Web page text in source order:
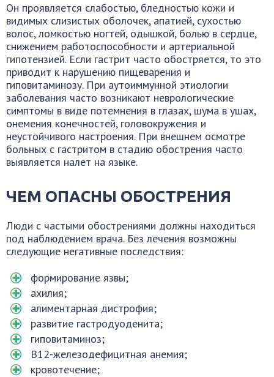
Он проявляется слабостью, бледностью кожи и
видимых слизистых оболочек, апатией, сухостью
волос, ломкостью ногтей, одышкой, болью в сердце,
снижением работоспособности и артериальной
гипотензией. Если гастрит часто обостряется, то это
приводит к нарушению пищеварения и
гиповитаминозу. При аутоиммунной этиологии
заболевания часто возникают неврологические
симптомы в виде потемнения в глазах, шума в ушах,
онемения конечностей, головокружения и
неустойчивого настроения. При внешнем осмотре
больных с гастритом в стадию обострения часто
выявляется налет на языке.
ЧЕМ ОПАСНЫ ОБОСТРЕНИЯ
Люди с частыми обострениями должны находиться
под наблюдением врача. Без лечения возможны
следующие негативные последствия:
формирование язвы;
ахилия;
алиментарная дистрофия;
развитие гастродуоденита;
гиповитаминоз;
B12-железодефицитная анемия;
кровотечение;